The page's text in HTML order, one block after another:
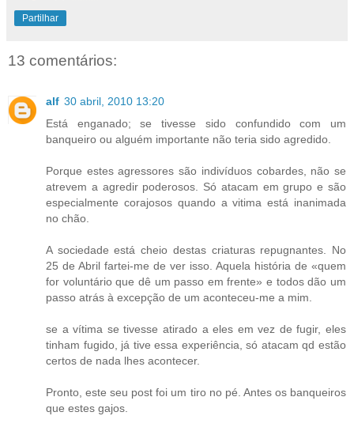
Partilhar
13 comentários:
alf 30 abril, 2010 13:20
Está enganado; se tivesse sido confundido com um
banqueiro ou alguém importante não teria sido agredido.
Porque estes agressores são indivíduos cobardes, não se
atrevem a agredir poderosos. Só atacam em grupo e são
especialmente corajosos quando a vitima está inanimada
no chão.
A sociedade está cheio destas criaturas repugnantes. No
25 de Abril fartei-me de ver isso. Aquela história de «quem
for voluntário que dê um passo em frente» e todos dão um
passo atrás à excepção de um aconteceu-me a mim.
se a vítima se tivesse atirado a eles em vez de fugir, eles
tinham fugido, já tive essa experiência, só atacam qd estão
certos de nada lhes acontecer.
Pronto, este seu post foi um tiro no pé. Antes os banqueiros
que estes gajos.